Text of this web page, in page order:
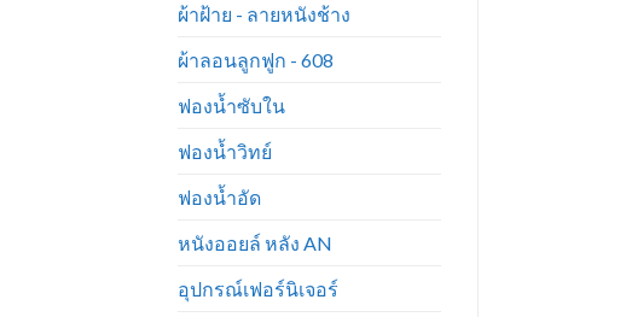
ผ้าฝ้าย - ลายหนังช้าง
ผ้าลอนลูกฟูก - 608
ฟองน้ำซับใน
ฟองน้ำวิทย์
ฟองน้ำอัด
หนังออยล์ หลัง AN
อุปกรณ์เฟอร์นิเจอร์